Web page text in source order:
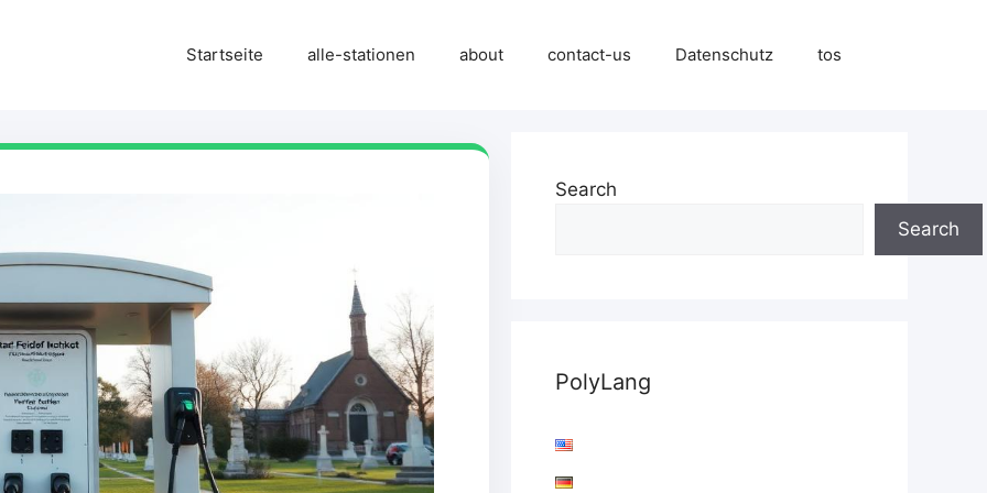
Startseite alle-stationen about contact-us Datenschutz tos
Search
Search
PolyLang